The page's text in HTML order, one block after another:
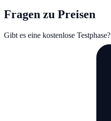
Fragen zu Preisen
Gibt es eine kostenlose Testphase?